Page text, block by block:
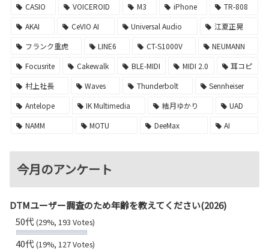
CASIO
VOICEROID M3 iPhone
TR-808
AKAI
CeVIO AI Universal Audio
江夏正晃
フランク重虎
LINE6 CT-S1000V
NEUMANN
Focusrite
Cakewalk BLE-MIDI MIDI 2.0
耳コピ
村上社長
Waves Thunderbolt
Sennheiser
Antelope
IK Multimedia 結月ゆかり
UAD
NAMM
MOTU DeeMax AI
今月のアンケート
DTMユーザー調査のため年齢を教えてください(2026)
50代(29%, 193 Votes)
40代(19%, 127 Votes)